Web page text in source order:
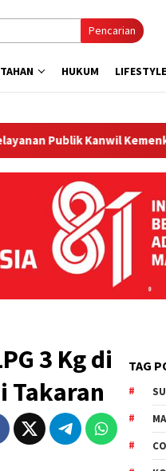
Pencarian
HUKUM LIFESTYLE
Kanwil Kemenkum
3 Kg di
Takaran
TAG